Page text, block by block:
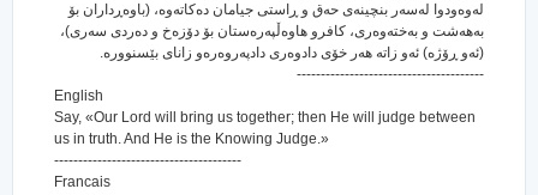
له‌وه‌ودوا له‌سه‌ر بنچینه‌ی حه‌ق و ڕاستی جیامان ده‌کاته‌وه‌، (باوه‌ڕداران بۆ
به‌هه‌شت و به‌خته‌وه‌ری، کافرو هاوه‌ڵپه‌ره‌ستان بۆ دۆزه‌خ و ده‌ردی سه‌ری)،
(ئه‌و ڕۆژه‌) ئه‌و زاته هه‌ر خۆی دادوه‌ری دادپه‌روه‌ره‌و زانای بێسنووره‌.
---------------------------------------
English
Say, «Our Lord will bring us together; then He will judge between
us in truth. And He is the Knowing Judge.»
---------------------------------------
Francais